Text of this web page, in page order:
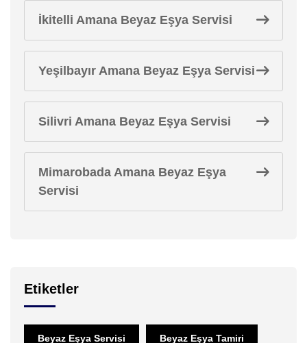
İkitelli Amana Beyaz Eşya Servisi
Yeşilbayır Amana Beyaz Eşya Servisi
Silivri Amana Beyaz Eşya Servisi
Mimarobada Amana Beyaz Eşya
Servisi
Etiketler
Beyaz Eşya Servisi Beyaz Eşya Tamiri